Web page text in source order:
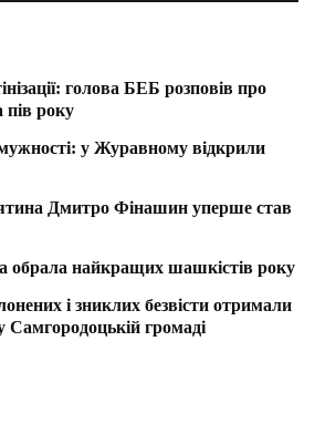
голова БЕБ розповів про
пів року
у Журавному відкрили
Дмитро Фінашин уперше став
обрала найкращих шашкістів року
і зниклих безвісти отримали
Самгородоцькій громаді